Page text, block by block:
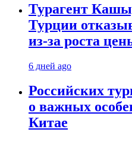
Турагент
Турции
из-за роста
6 дней ago
Российских
о важных
Китае